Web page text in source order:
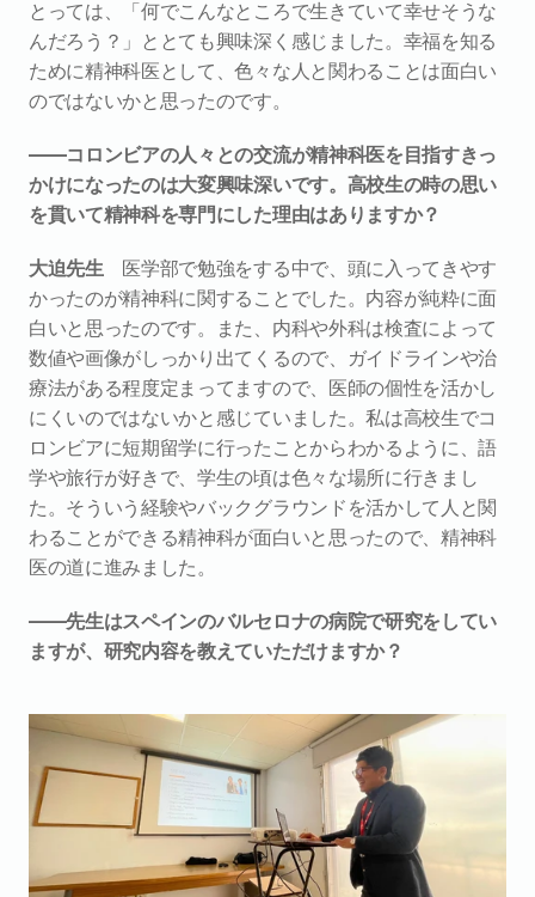
とっては、「何でこんなところで生きていて幸せそうな
んだろう？」ととても興味深く感じました。幸福を知る
ために精神科医として、色々な人と関わることは面白い
のではないかと思ったのです。
――コロンビアの人々との交流が精神科医を目指すきっ
かけになったのは大変興味深いです。高校生の時の思い
を貫いて精神科を専門にした理由はありますか？
大迫先生 医学部で勉強をする中で、頭に入ってきやす
かったのが精神科に関することでした。内容が純粋に面
白いと思ったのです。また、内科や外科は検査によって
数値や画像がしっかり出てくるので、ガイドラインや治
療法がある程度定まってますので、医師の個性を活かし
にくいのではないかと感じていました。私は高校生でコ
ロンビアに短期留学に行ったことからわかるように、語
学や旅行が好きで、学生の頃は色々な場所に行きまし
た。そういう経験やバックグラウンドを活かして人と関
わることができる精神科が面白いと思ったので、精神科
医の道に進みました。
――先生はスペインのバルセロナの病院で研究をしてい
ますが、研究内容を教えていただけますか？